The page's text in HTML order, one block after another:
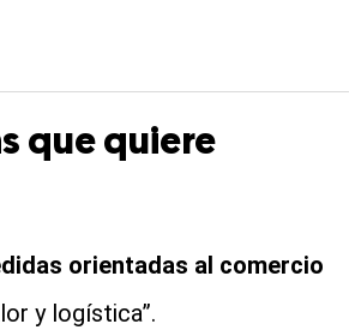
que quiere
orientadas al comercio
y logística”.